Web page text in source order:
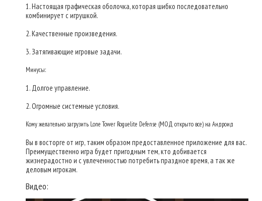
1. Настоящая графическая оболочка, которая шибко последовательно
комбинирует с игрушкой.
2. Качественные произведения.
3. Затягивающие игровые задачи.
Минусы:
1. Долгое управление.
2. Огромные системные условия.
Кому желательно загрузить Lone Tower Roguelite Defense (МОД открыто все) на Андроид
Вы в восторге от игр, таким образом предоставленное приложение для вас.
Преимущественно игра будет пригодным тем, кто добивается
жизнерадостно и с увлеченностью потребить праздное время, а так же
деловым игрокам.
Видео: